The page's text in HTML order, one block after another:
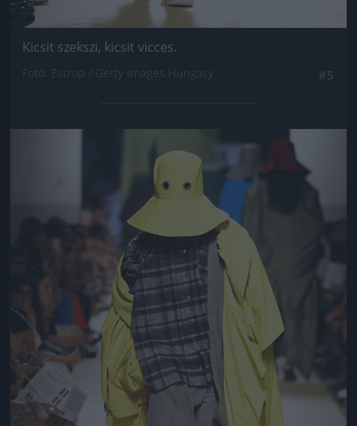
Kicsit szekszi, kicsit vicces.
Jön még kép!